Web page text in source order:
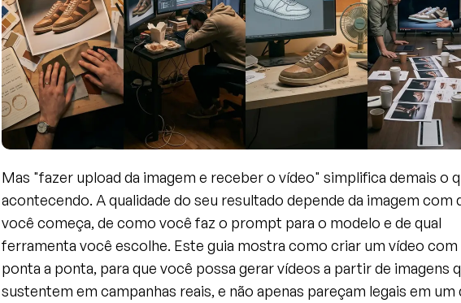
Mas "fazer upload da imagem e receber o vídeo" simplifica demais o
acontecendo. A qualidade do seu resultado depende da imagem com
você começa, de como você faz o prompt para o modelo e de qual
ferramenta você escolhe. Este guia mostra como criar um vídeo com
ponta a ponta, para que você possa gerar vídeos a partir de imagens
sustentem em campanhas reais, e não apenas pareçam legais em um